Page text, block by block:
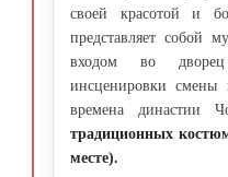
своей красотой и
представляет собой
входом во
инсценировки смены
времена династии
традиционных
месте).